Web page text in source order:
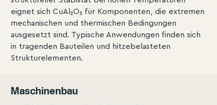
eignet sich CuAl₂O₃ für Komponenten, die extremen
mechanischen und thermischen Bedingungen
ausgesetzt sind. Typische Anwendungen finden sich
in tragenden Bauteilen und hitzebelasteten
Strukturelementen.
Maschinenbau